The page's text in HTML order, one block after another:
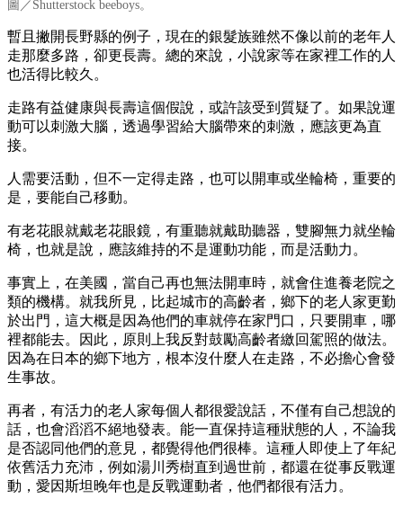
圖／Shutterstock beeboys。
暫且撇開長野縣的例子，現在的銀髮族雖然不像以前的老年人
走那麼多路，卻更長壽。總的來說，小說家等在家裡工作的人
也活得比較久。
走路有益健康與長壽這個假說，或許該受到質疑了。如果說運
動可以刺激大腦，透過學習給大腦帶來的刺激，應該更為直
接。
人需要活動，但不一定得走路，也可以開車或坐輪椅，重要的
是，要能自己移動。
有老花眼就戴老花眼鏡，有重聽就戴助聽器，雙腳無力就坐輪
椅，也就是說，應該維持的不是運動功能，而是活動力。
事實上，在美國，當自己再也無法開車時，就會住進養老院之
類的機構。就我所見，比起城市的高齡者，鄉下的老人家更勤
於出門，這大概是因為他們的車就停在家門口，只要開車，哪
裡都能去。因此，原則上我反對鼓勵高齡者繳回駕照的做法。
因為在日本的鄉下地方，根本沒什麼人在走路，不必擔心會發
生事故。
再者，有活力的老人家每個人都很愛說話，不僅有自己想說的
話，也會滔滔不絕地發表。能一直保持這種狀態的人，不論我
是否認同他們的意見，都覺得他們很棒。這種人即使上了年紀
依舊活力充沛，例如湯川秀樹直到過世前，都還在從事反戰運
動，愛因斯坦晚年也是反戰運動者，他們都很有活力。